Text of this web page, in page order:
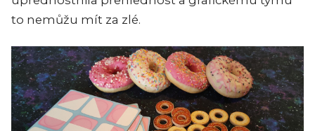
to nemůžu mít za zlé.